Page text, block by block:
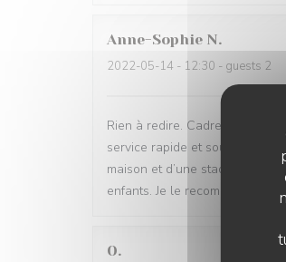
Anne-Sophie N
2022-05-14 - 12:30 - guests 2
Rien à redire. Cadre petit
service rapide et souriant.
maison et d’une stade
enfants. Je le recommande
O